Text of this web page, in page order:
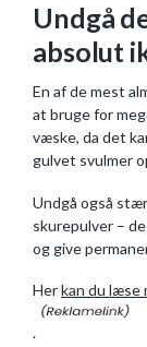
Undgå
absolut
En af de mest
at bruge for
væske, da det
gulvet svulmer
Undgå også
skurepulver –
og give
Herkan du læse
.